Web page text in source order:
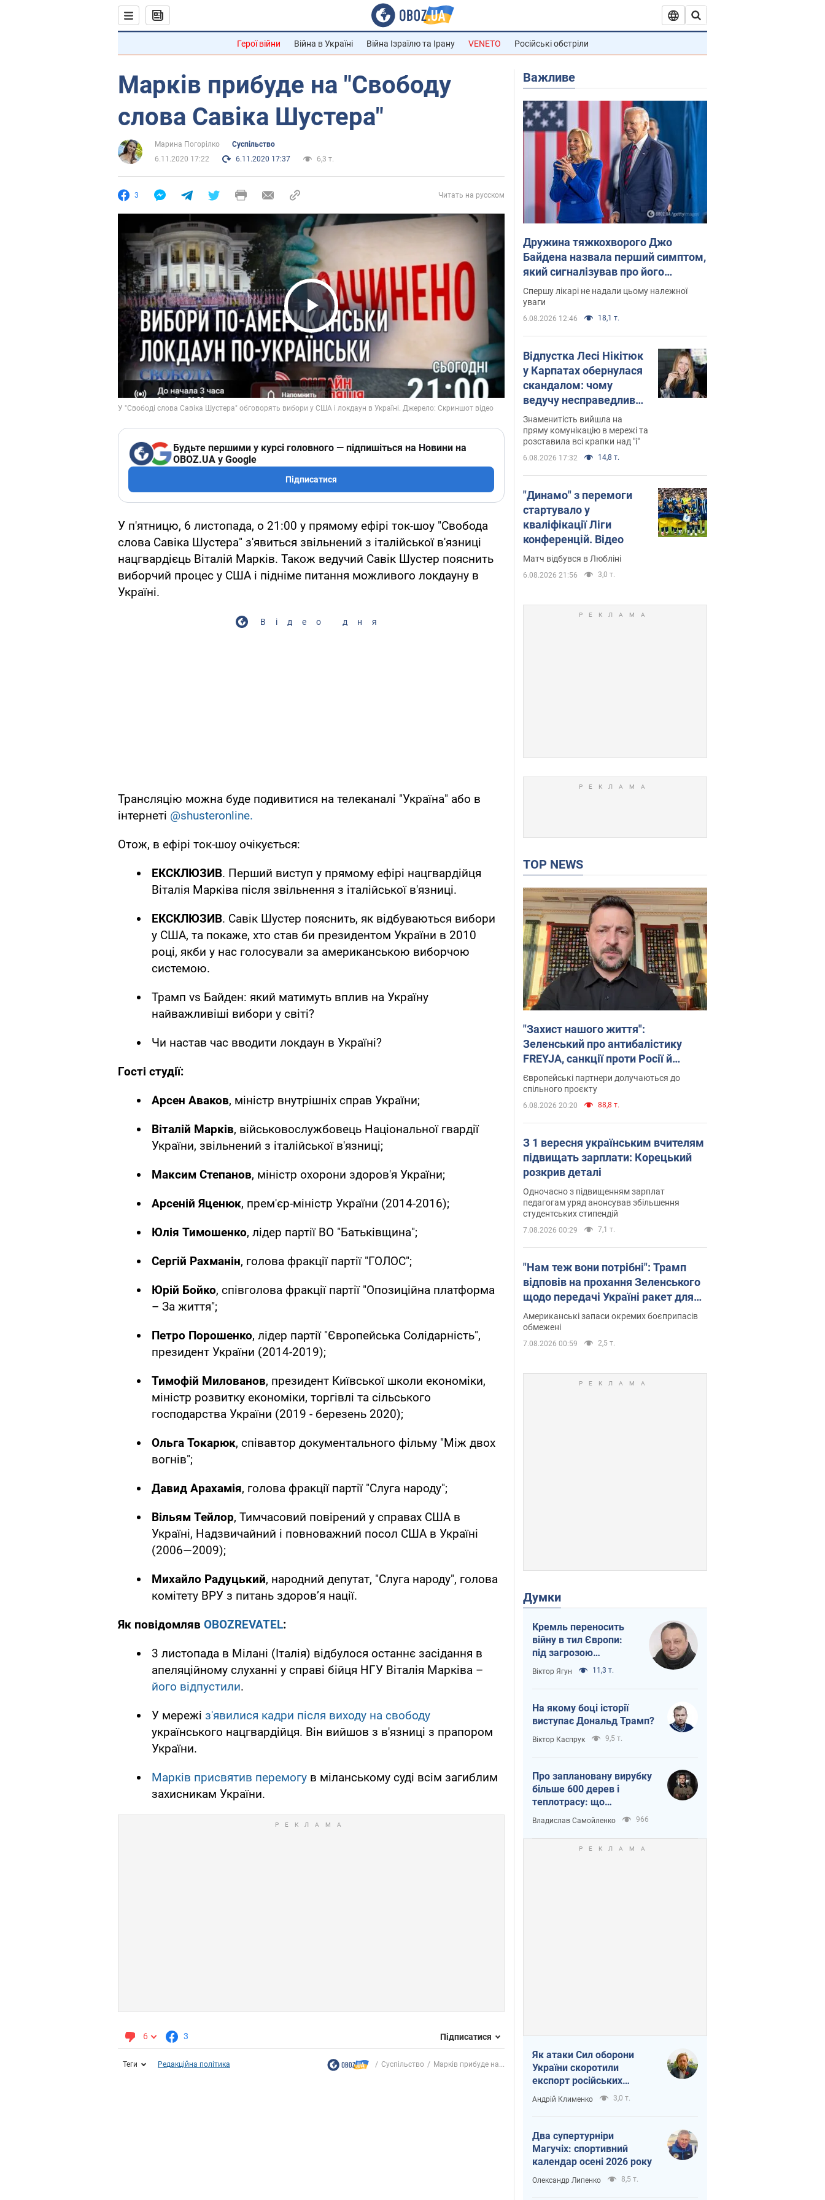
Герої війни Війна в Україні Війна Ізраїлю та Ірану VENETO Російські обстріли
Марків прибуде на "Свободу
слова Савіка Шустера"
Марина Погорілко
Суспільство
6.11.2020 17:22
6.11.2020 17:37 6,3 т.
3 Читать на русском
Play Video
Будьте першими у курсі головного — підпишіться на Новини на
OBOZ.UA у Google
Підписатися
У п'ятницю, 6 листопада, о 21:00 у прямому ефірі ток-шоу "Свобода
слова Савіка Шустера" з'явиться звільнений з італійської в'язниці
нацгвардієць Віталій Марків. Також ведучий Савік Шустер пояснить
виборчий процес у США і підніме питання можливого локдауну в
Україні.
Відео дня
Трансляцію можна буде подивитися на телеканалі "Україна" або в
інтернеті @shusteronline.
Отож, в ефірі ток-шоу очікується:
ЕКСКЛЮЗИВ. Перший виступ у прямому ефірі нацгвардійця
Віталія Марківа після звільнення з італійської в'язниці.
ЕКСКЛЮЗИВ. Савік Шустер пояснить, як відбуваються вибори
у США, та покаже, хто став би президентом України в 2010
році, якби у нас голосували за американською виборчою
системою.
Трамп vs Байден: який матимуть вплив на Україну
найважливіші вибори у світі?
Чи настав час вводити локдаун в Україні?
Гості студії:
Арсен Аваков, міністр внутрішніх справ України;
Віталій Марків, військовослужбовець Національної гвардії
України, звільнений з італійської в'язниці;
Максим Степанов, міністр охорони здоров'я України;
Арсеній Яценюк, прем'єр-міністр України (2014-2016);
Юлія Тимошенко, лідер партії ВО "Батьківщина";
Сергій Рахманін, голова фракції партії "ГОЛОС";
Юрій Бойко, співголова фракції партії "Опозиційна платформа
– За життя";
Петро Порошенко, лідер партії "Європейська Солідарність",
президент України (2014-2019);
Тимофій Милованов, президент Київської школи економіки,
міністр розвитку економіки, торгівлі та сільського
господарства України (2019 - березень 2020);
Ольга Токарюк, співавтор документального фільму "Між двох
вогнів";
Давид Арахамія, голова фракції партії "Слуга народу";
Вільям Тейлор, Тимчасовий повірений у справах США в
Україні, Надзвичайний і повноважний посол США в Україні
(2006—2009);
Михайло Радуцький, народний депутат, "Слуга народу", голова
комітету ВРУ з питань здоров’я нації.
Як повідомляв OBOZREVATEL:
3 листопада в Мілані (Італія) відбулося останнє засідання в
апеляційному слуханні у справі бійця НГУ Віталія Марківа –
його відпустили.
У мережі з'явилися кадри після виходу на свободу
українського нацгвардійця. Він вийшов з в'язниці з прапором
України.
Марків присвятив перемогу в міланському суді всім загиблим
захисникам України.
6 3 Підписатися
Теги Редакційна політика Суспільство Марків прибуде на...
Важливе
Дружина тяжкохворого Джо
Байдена назвала перший симптом,
який сигналізував про його
"агресивний" рак
Спершу лікарі не надали цьому належної
уваги
6.08.2026 12:46 18,1 т.
Відпустка Лесі Нікітюк
у Карпатах обернулася
скандалом: чому
ведучу несправедливо
захейтили
Знаменитість вийшла на
пряму комунікацію в мережі та
розставила всі крапки над "і"
6.08.2026 17:32 14,8 т.
"Динамо" з перемоги
стартувало у
кваліфікації Ліги
конференцій. Відео
Матч відбувся в Любліні
6.08.2026 21:56 3,0 т.
TOP NEWS
"Захист нашого життя":
Зеленський про антибалістику
FREYJA, санкції проти Росії й
підтримку аграріїв. Відео
Європейські партнери долучаються до
спільного проєкту
6.08.2026 20:20 88,8 т.
З 1 вересня українським вчителям
підвищать зарплати: Корецький
розкрив деталі
Одночасно з підвищенням зарплат
педагогам уряд анонсував збільшення
студентських стипендій
7.08.2026 00:29 7,1 т.
"Нам теж вони потрібні": Трамп
відповів на прохання Зеленського
щодо передачі Україні ракет для
Patriot
Американські запаси окремих боєприпасів
обмежені
7.08.2026 00:59 2,5 т.
Думки
Кремль переносить
війну в тил Європи:
під загрозою
критична логістика
Віктор Ягун 11,3 т.
На якому боці історії
виступає Дональд Трамп?
Віктор Каспрук 9,5 т.
Про заплановану вирубку
більше 600 дерев і
теплотрасу: що
відбувається на Теремках
у Києві
Владислав Самойленко 966
Як атаки Сил оборони
України скоротили
експорт російських
нафтопродуктів
Андрій Клименко 3,0 т.
Два супертурніри
Магучіх: спортивний
календар осені 2026 року
Олександр Липенко 8,5 т.